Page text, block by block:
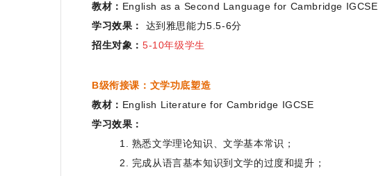
教材 ： English as a Second Language for Cambridge IGCSE
学习效果：
达到雅思能力5.5-6分
招生对象： 5-10年级学生
B级衔接课：文学功底塑造
教材： English Literature for Cambridge IGCSE
学习效果：
1. 熟悉文学理论知识、文学基本常识；
2. 完成从语言基本知识到文学的过度和提升；